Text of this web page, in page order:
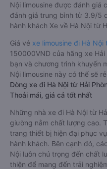
Nội limousine được đánh giá
đánh giá trung bình từ 3.9/5
hành khách Xe về Hà Nội từ
Giá vé xe limousine đi Hà Nội
150000VND của hãng xe
bạn và chương trình khuyến
Nội limousine này có thể sẽ
Dòng xe đi Hà Nội từ Hải
Thoải mái, giá cả tốt nhất
Những nhà xe đi Hà Nội từ
giường nằm chất lượng cao.
trang thiết bị hiện đại phục
hành khách. Bên cạnh đó,
Nội luôn chú trọng đến chất
thiện để mang đến trải